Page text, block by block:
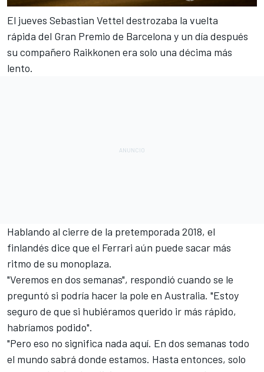
El jueves Sebastian Vettel destrozaba la vuelta
rápida del Gran Premio de Barcelona y un día después
su compañero Raikkonen era solo una décima más
lento.
Hablando al cierre de la pretemporada 2018, el
finlandés dice que el Ferrari aún puede sacar más
ritmo de su monoplaza.
"Veremos en dos semanas", respondió cuando se le
preguntó si podría hacer la pole en Australia. "Estoy
seguro de que si hubiéramos querido ir más rápido,
habríamos podido".
"Pero eso no significa nada aquí. En dos semanas todo
el mundo sabrá donde estamos. Hasta entonces, solo